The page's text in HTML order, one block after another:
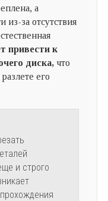
а
из-за отсутствия
привести к
диска,что
его
и строго